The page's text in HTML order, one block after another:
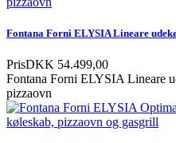
Fontana Forni ELYSIA Lineare
PrisDKK 54.499,00
Fontana Forni ELYSIA Lineare
pizzaovn